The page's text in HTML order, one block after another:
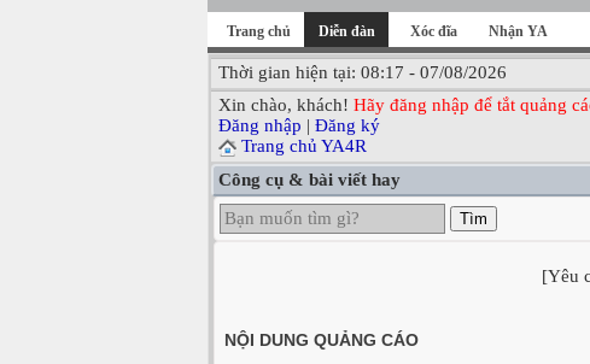
Trang chủ Diễn đàn Xóc đĩa Nhận YA
Thời gian hiện tại: 08:17 - 07/08/2026
Xin chào, khách! Hãy đăng nhập để tắt quảng
Đăng nhập | Đăng ký
Trang chủ YA4R
Công cụ & bài viết hay
Tìm
[Yêu